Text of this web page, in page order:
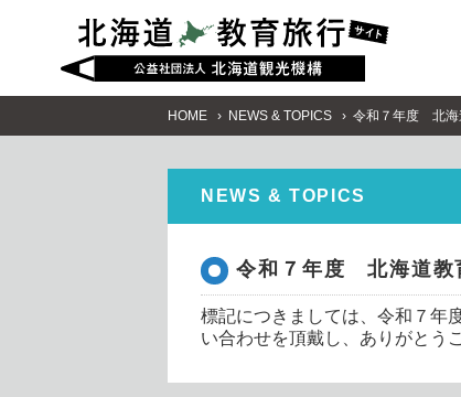
HOME NEWS & TOPICS 令和７年度 北海
NEWS & TOPICS
令和７年度 北海道教
標記につきましては、令和７年
い合わせを頂戴し、ありがとう